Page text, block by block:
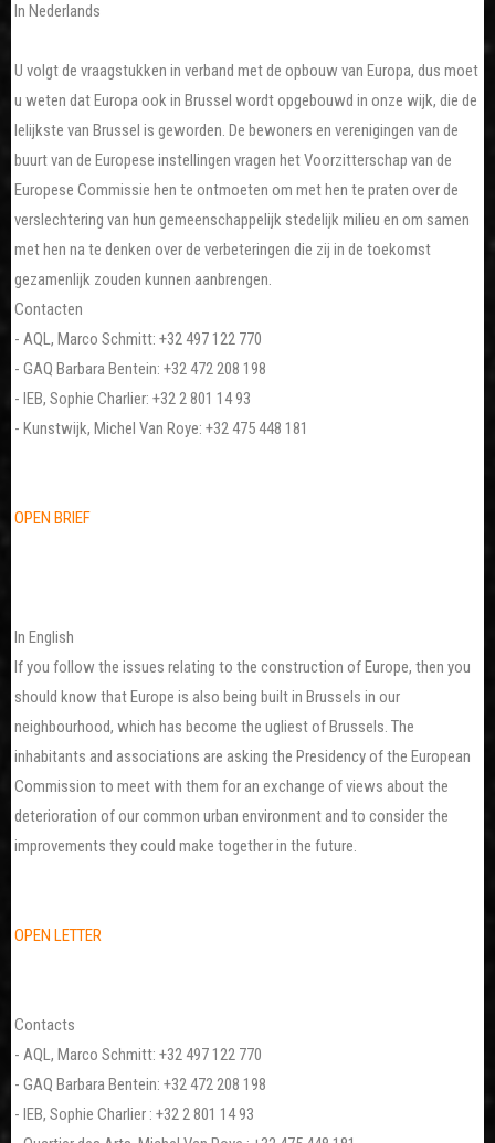
In Nederlands
U volgt de vraagstukken in verband met de opbouw van Europa, dus moet
u weten dat Europa ook in Brussel wordt opgebouwd in onze wijk, die de
lelijkste van Brussel is geworden. De bewoners en verenigingen van de
buurt van de Europese instellingen vragen het Voorzitterschap van de
Europese Commissie hen te ontmoeten om met hen te praten over de
verslechtering van hun gemeenschappelijk stedelijk milieu en om samen
met hen na te denken over de verbeteringen die zij in de toekomst
gezamenlijk zouden kunnen aanbrengen.
Contacten
- AQL, Marco Schmitt: +32 497 122 770
- GAQ Barbara Bentein: +32 472 208 198
- IEB, Sophie Charlier: +32 2 801 14 93
- Kunstwijk, Michel Van Roye: +32 475 448 181
OPEN BRIEF
In English
If you follow the issues relating to the construction of Europe, then you
should know that Europe is also being built in Brussels in our
neighbourhood, which has become the ugliest of Brussels. The
inhabitants and associations are asking the Presidency of the European
Commission to meet with them for an exchange of views about the
deterioration of our common urban environment and to consider the
improvements they could make together in the future.
OPEN LETTER
Contacts
- AQL, Marco Schmitt: +32 497 122 770
- GAQ Barbara Bentein: +32 472 208 198
- IEB, Sophie Charlier : +32 2 801 14 93